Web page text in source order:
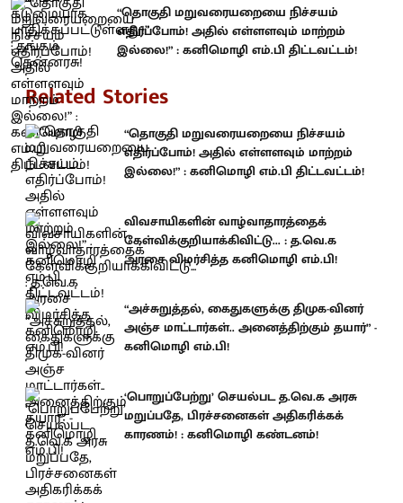
“தொகுதி மறுவரையறையை நிச்சயம்
எதிர்ப்போம்! அதில் எள்ளளவும் மாற்றம்
இல்லை!” : கனிமொழி எம்.பி திட்டவட்டம்!
Related Stories
“தொகுதி மறுவரையறையை நிச்சயம்
எதிர்ப்போம்! அதில் எள்ளளவும் மாற்றம்
இல்லை!” : கனிமொழி எம்.பி திட்டவட்டம்!
விவசாயிகளின் வாழ்வாதாரத்தைக்
கேள்விக்குறியாக்கிவிட்டு... : த.வெ.க
அரசை விமர்சித்த கனிமொழி எம்.பி!
“அச்சுறுத்தல், கைதுகளுக்கு திமுக-வினர்
அஞ்ச மாட்டார்கள்.. அனைத்திற்கும் தயார்” -
கனிமொழி எம்.பி!
‘பொறுப்பேற்று’ செயல்பட த.வெ.க அரசு
மறுப்பதே, பிரச்சனைகள் அதிகரிக்கக்
காரணம்! : கனிமொழி கண்டனம்!